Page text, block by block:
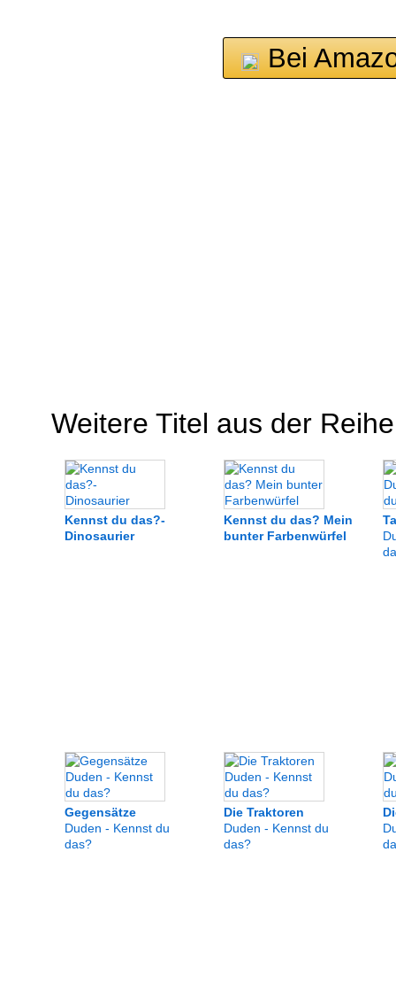
Bei
Weitere Titel aus der Reihe
Kennst du das?-
Dinosaurier
Kennst du das? Mein
bunter Farbenwürfel
Gegensätze
Duden - Kennst du
das?
Die Traktoren
Duden - Kennst du
das?